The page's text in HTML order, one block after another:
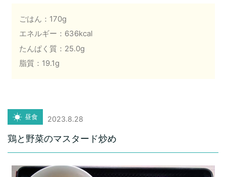
ごはん：170g
エネルギー：636kcal
たんぱく質：25.0g
脂質：19.1g
昼食 2023.8.28
鶏と野菜のマスタード炒め